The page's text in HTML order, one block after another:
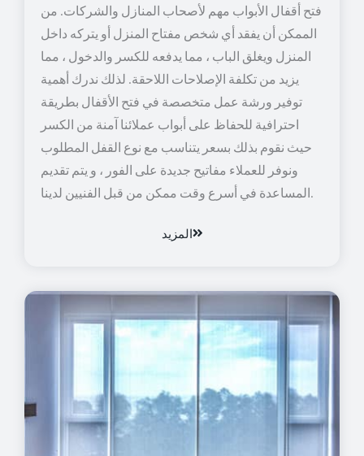
فتح أقفال الأبواب مهم لأصحاب المنازل والشركات. من
الممكن أن يفقد أي شخص مفتاح المنزل أو يتركه داخل
المنزل ويغلق الباب ، مما يدفعه للكسر والدخول ، مما
يزيد من تكلفة الإصلاحات اللاحقة. لذلك ندرك أهمية
توفير ورشة عمل متخصصة في فتح الأقفال بطريقة
احترافية للحفاظ على أبواب عملائنا آمنة من الكسر
حيث نقوم بذلك بسعر يتناسب مع نوع القفل المطلوب
ونوفر للعملاء مفاتيح جديدة على الفور ، و يتم تقديم
المساعدة في أسرع وقت ممكن من قبل الفنيين لدينا.
المزيد